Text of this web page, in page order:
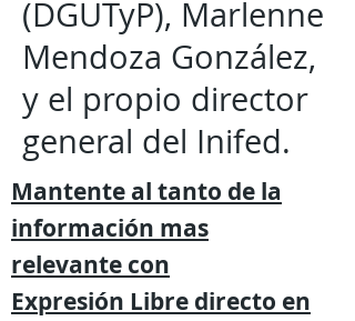
(DGUTyP), Marlenne
Mendoza González,
y el propio director
general del Inifed.
Mantente al tanto de la
información mas
relevante con
Expresión Libre directo en